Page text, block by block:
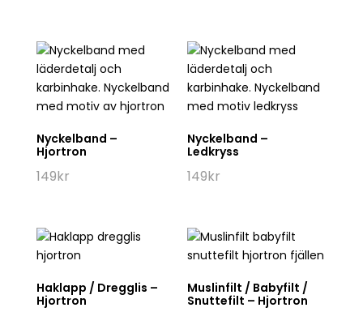
Nyckelband –
Hjortron
149kr
Nyckelband –
Ledkryss
149kr
Haklapp / Dregglis –
Hjortron
Muslinfilt / Babyfilt /
Snuttefilt – Hjortron